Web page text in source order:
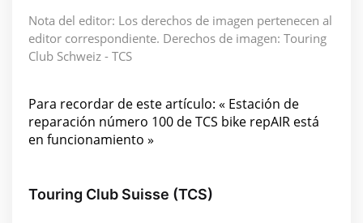
Nota del editor: Los derechos de imagen pertenecen al
editor correspondiente. Derechos de imagen: Touring
Club Schweiz - TCS
Para recordar de este artículo: « Estación de
reparación número 100 de TCS bike repAIR está
en funcionamiento »
Touring Club Suisse (TCS)